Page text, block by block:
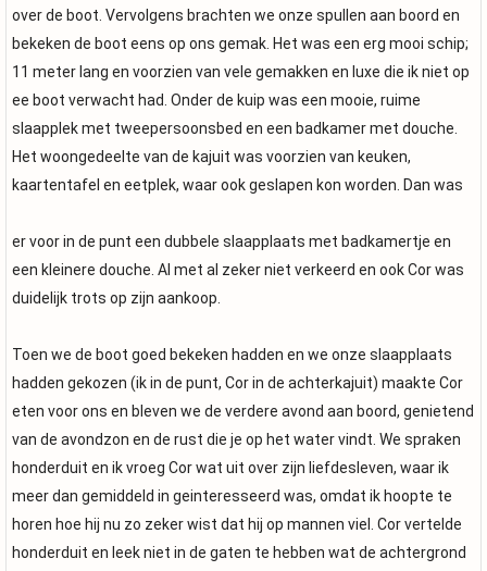
over de boot. Vervolgens brachten we onze spullen aan boord en
bekeken de boot eens op ons gemak. Het was een erg mooi schip;
11 meter lang en voorzien van vele gemakken en luxe die ik niet op
ee boot verwacht had. Onder de kuip was een mooie, ruime
slaapplek met tweepersoonsbed en een badkamer met douche.
Het woongedeelte van de kajuit was voorzien van keuken,
kaartentafel en eetplek, waar ook geslapen kon worden. Dan was
er voor in de punt een dubbele slaapplaats met badkamertje en
een kleinere douche. Al met al zeker niet verkeerd en ook Cor was
duidelijk trots op zijn aankoop.
Toen we de boot goed bekeken hadden en we onze slaapplaats
hadden gekozen (ik in de punt, Cor in de achterkajuit) maakte Cor
eten voor ons en bleven we de verdere avond aan boord, genietend
van de avondzon en de rust die je op het water vindt. We spraken
honderduit en ik vroeg Cor wat uit over zijn liefdesleven, waar ik
meer dan gemiddeld in geinteresseerd was, omdat ik hoopte te
horen hoe hij nu zo zeker wist dat hij op mannen viel. Cor vertelde
honderduit en leek niet in de gaten te hebben wat de achtergrond